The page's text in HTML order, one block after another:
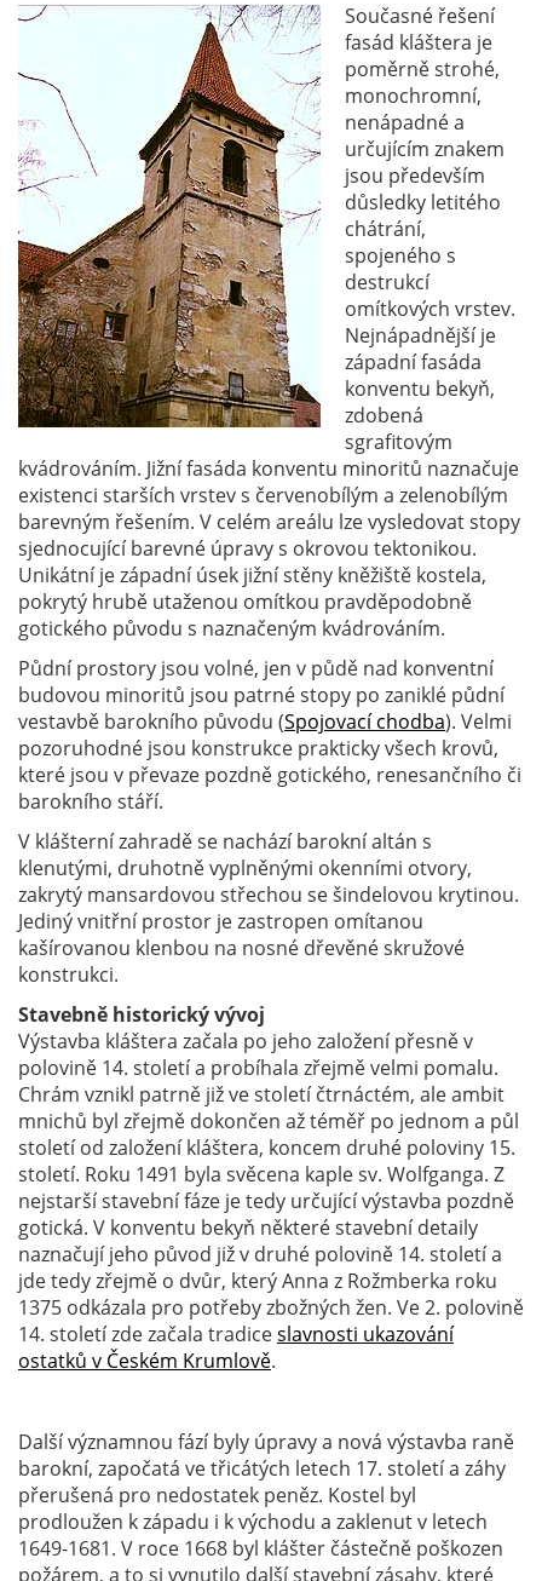
Současné řešení
fasád kláštera je
poměrně strohé,
monochromní,
nenápadné a
určujícím znakem
jsou především
důsledky letitého
chátrání,
spojeného s
destrukcí
omítkových vrstev.
Nejnápadnější je
západní fasáda
konventu bekyň,
zdobená
sgrafitovým
kvádrováním. Jižní fasáda konventu minoritů naznačuje
existenci starších vrstev s červenobílým a zelenobílým
barevným řešením. V celém areálu lze vysledovat stopy
sjednocující barevné úpravy s okrovou tektonikou.
Unikátní je západní úsek jižní stěny kněžiště kostela,
pokrytý hrubě utaženou omítkou pravděpodobně
gotického původu s naznačeným kvádrováním.
Půdní prostory jsou volné, jen v půdě nad konventní
budovou minoritů jsou patrné stopy po zaniklé půdní
vestavbě barokního původu (Spojovací chodba). Velmi
pozoruhodné jsou konstrukce prakticky všech krovů,
které jsou v převaze pozdně gotického, renesančního či
barokního stáří.
V klášterní zahradě se nachází barokní altán s
klenutými, druhotně vyplněnými okenními otvory,
zakrytý mansardovou střechou se šindelovou krytinou.
Jediný vnitřní prostor je zastropen omítanou
kašírovanou klenbou na nosné dřevěné skružové
konstrukci.
Stavebně historický vývoj
Výstavba kláštera začala po jeho založení přesně v
polovině 14. století a probíhala zřejmě velmi pomalu.
Chrám vznikl patrně již ve století čtrnáctém, ale ambit
mnichů byl zřejmě dokončen až téměř po jednom a půl
století od založení kláštera, koncem druhé poloviny 15.
století. Roku 1491 byla svěcena kaple sv. Wolfganga. Z
nejstarší stavební fáze je tedy určující výstavba pozdně
gotická. V konventu bekyň některé stavební detaily
naznačují jeho původ již v druhé polovině 14. století a
jde tedy zřejmě o dvůr, který Anna z Rožmberka roku
1375 odkázala pro potřeby zbožných žen. Ve 2. polovině
14. století zde začala tradiceslavnosti ukazování
ostatků v Českém Krumlově.
Další významnou fází byly úpravy a nová výstavba raně
barokní, započatá ve třicátých letech 17. století a záhy
přerušená pro nedostatek peněz. Kostel byl
prodloužen k západu i k východu a zaklenut v letech
1649-1681. V roce 1668 byl klášter částečně poškozen
požárem, a to si vynutilo další stavební zásahy, které